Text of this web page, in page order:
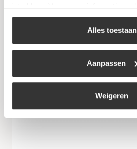
intrekken. Voor meer informatie en
uw keuze op onze website
Alles toestaan
Aanpassen
Weigeren